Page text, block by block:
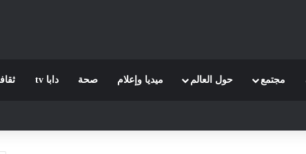
مجتمع حول العالم ميديا وإعلام صحة دابا tv